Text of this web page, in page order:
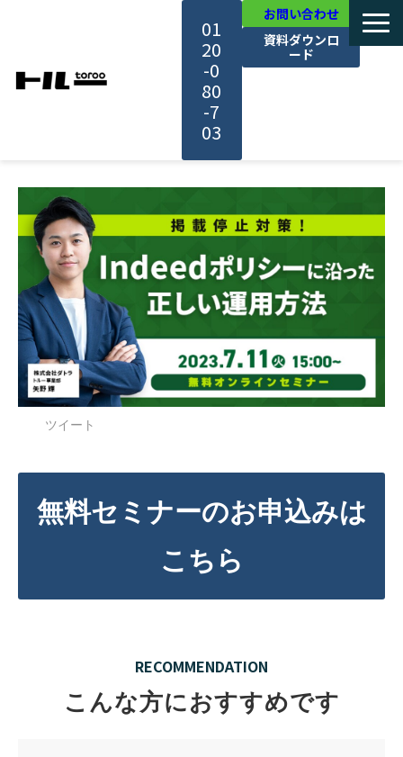
01
20
-0
80
-7
03
お問い合わせ
資料ダウンロ
ード
TOP
機能・サービス紹介
活用事例
料金・プラン
セミナー一覧
採用ノウハウ
ツイート
無料セミナーのお申込みは
こちら
RECOMMENDATION
こんな方におすすめです